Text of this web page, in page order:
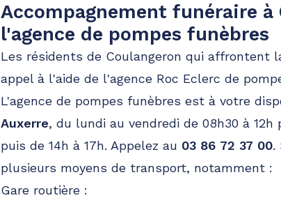
Accompagnement funéraire à
l'agence de pompes funèbres
Les résidents de Coulangeron qui affrontent
appel à l'aide de l'agence Roc Eclerc de
L'agence de pompes funèbres est à votre
Auxerre, du lundi au vendredi de 08h30 à 12h
puis de 14h à 17h. Appelez au 03 86 72 37 00.
plusieurs moyens de transport, notamment :
Gare routière :